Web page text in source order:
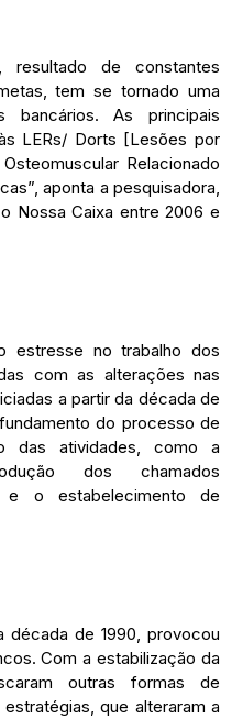
resultado de constantes
tem se tornado uma
As principais
LERs/ Dorts [Lesões por
Relacionado
aponta a pesquisadora,
Nossa Caixa entre 2006 e
estresse no trabalho dos
com as alterações nas
a partir da década de
do processo de
das atividades, como a
dos chamados
e o estabelecimento de
década de 1990, provocou
Com a estabilização da
outras formas de
que alteraram a